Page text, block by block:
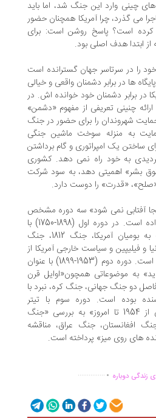
این جنگ شد، اما باید
ماجرا می گذرد، چرا آمریکا همچنان حضور
پاسخ روشن است: برای
هدف اصلی بود.
سرتاسر جهان گسترانده است
در برابر دشمنان واقعی و خیالی
دشمنان خود خوانده اش. در
تعریفی از مفهوم «دشمن»
را برای حضور در جنگ
منزله سوخت ماشین جنگی
یک امپراتوری و گام برداشتن
به خود راه نمی دهد. کشوری
اهمیتی دهد، به سود شرکت
را دوست دارد.
کتاب 261 صفحه ای «صلح اینجا آفتابی نمی‎ شود» سه دوره مشخص
تاریخی را مورد بررسی قرار داده است. در دوره اول (1898-1750) با
عنوان «مانیفست سرنوشت» به بومیان آمریکا، جنگ 1812، جنگ
و سیاست خارجی آمریکا از
1812 تا 1858» اختصاص یافته است. دوره دوم (1953-1899) با عنوان
همچون«اوایل قرن
جهانی، جنگ کره، نبرد با
است. دوره سوم با تیتر
«جنگیدن با دشمنان ساختگی از 1954 تا امروز» به بررسی «جنگ
جنگ عراق، مناقشه
روی میز» پرداخته است.
............... .